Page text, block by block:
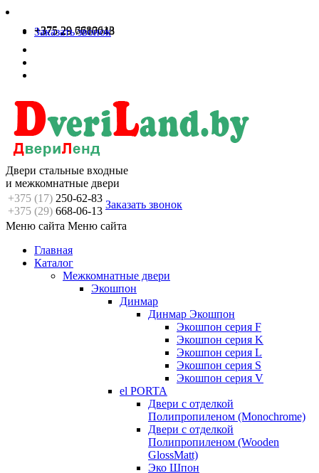
+375 29 6680613
+375 29 7717048
Заказать звонок
Двери стальные входные
и межкомнатные двери
+375 (17) 250-62-83
+375 (29) 668-06-13
Заказать звонок
Меню сайта Меню сайта
Главная
Каталог
Межкомнатные двери
Экошпон
Динмар
Динмар Экошпон
Экошпон серия F
Экошпон серия K
Экошпон серия L
Экошпон серия S
Экошпон серия V
el PORTA
Двери с отделкой
Полипропиленом (Monochrome)
Двери с отделкой
Полипропиленом (Wooden
GlossMatt)
Эко Шпон